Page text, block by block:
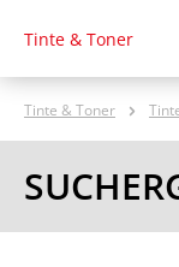
Tinte & Toner
Tinte & Toner